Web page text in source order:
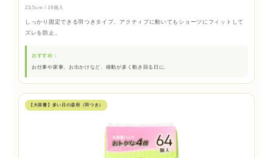
23.5cm / 16個入
しっかり固定できる羽つきタイプ。アクティブに動いてもショーツにフィットして
ズレを防止。
おすすめ：
お仕事や家事、お出かけなど、移動が多く動き回る日に.
【大容量】多い日の昼用（羽つき）